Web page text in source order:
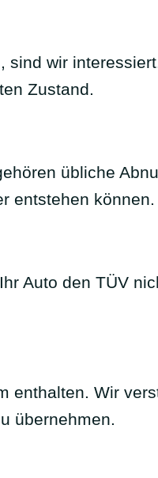
wir
Zustand.
übliche
entstehen können.
Auto den TÜV
enthalten. Wir
übernehmen.